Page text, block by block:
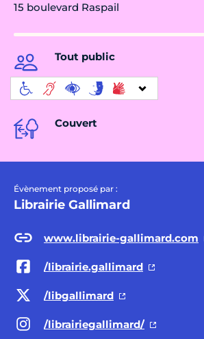
15 boulevard Raspail
Tout public
Couvert
Évènement proposé par :
Librairie Gallimard
www.librairie-gallimard.com
/librairie.gallimard
/libgallimard
/librairiegallimard/